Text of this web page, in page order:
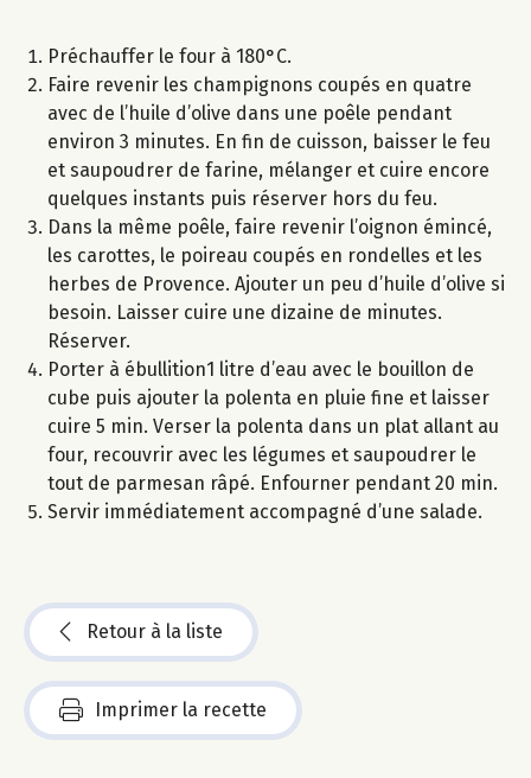
Préchauffer le four à 180°C.
Faire revenir les champignons coupés en quatre
avec de l’huile d’olive dans une poêle pendant
environ 3 minutes. En fin de cuisson, baisser le feu
et saupoudrer de farine, mélanger et cuire encore
quelques instants puis réserver hors du feu.
Dans la même poêle, faire revenir l’oignon émincé,
les carottes, le poireau coupés en rondelles et les
herbes de Provence. Ajouter un peu d’huile d’olive si
besoin. Laisser cuire une dizaine de minutes.
Réserver.
Porter à ébullition1 litre d’eau avec le bouillon de
cube puis ajouter la polenta en pluie fine et laisser
cuire 5 min. Verser la polenta dans un plat allant au
four, recouvrir avec les légumes et saupoudrer le
tout de parmesan râpé. Enfourner pendant 20 min.
Servir immédiatement accompagné d’une salade.
Retour à la liste
Imprimer la recette